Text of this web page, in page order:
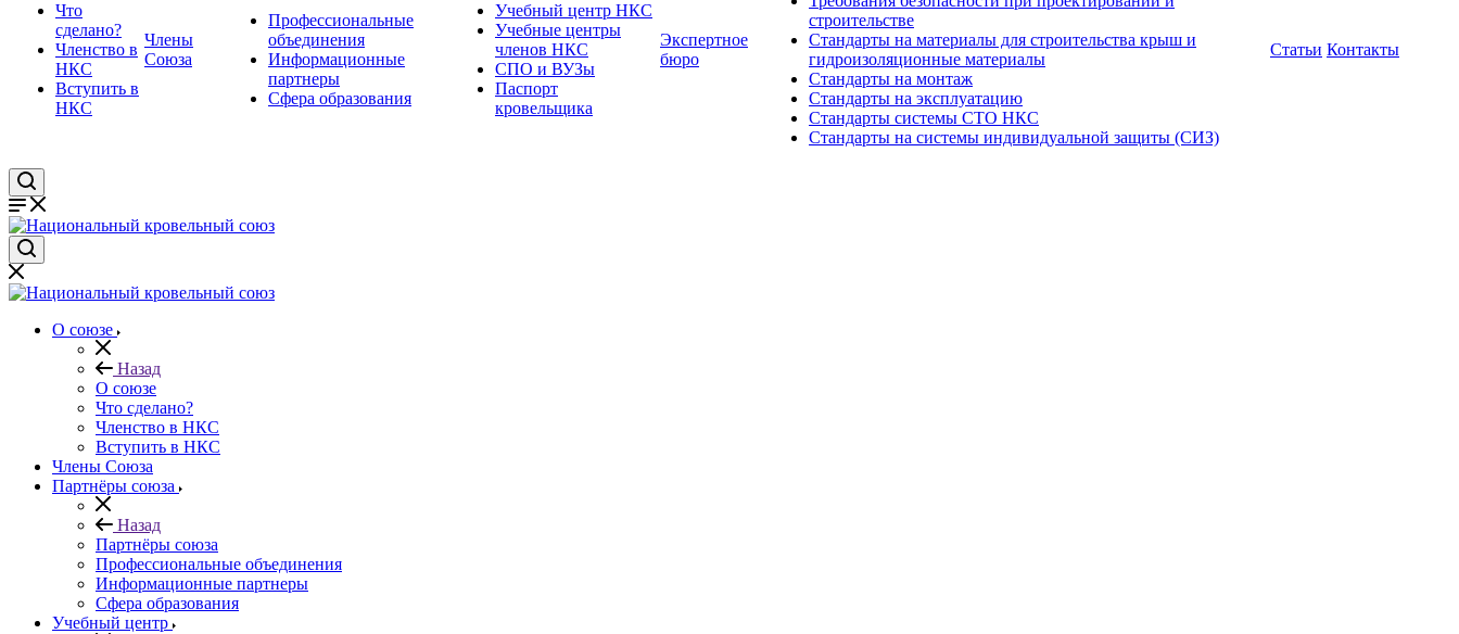
Что
сделано?
Членство в
НКС
Вступить в
НКС
Члены
Союза
Профессиональные
объединения
Информационные
партнеры
Сфера образования
Учебный центр НКС
Учебные центры
членов НКС
СПО и ВУЗы
Паспорт
кровельщика
Экспертное
бюро
строительстве
Стандарты на материалы для строительства крыш и
гидроизоляционные материалы
Стандарты на монтаж
Стандарты на эксплуатацию
Стандарты системы СТО НКС
Стандарты на системы индивидуальной защиты (СИЗ)
Статьи Контакты
О союзе
Назад
О союзе
Что сделано?
Членство в НКС
Вступить в НКС
Члены Союза
Партнёры союза
Назад
Партнёры союза
Профессиональные объединения
Информационные партнеры
Сфера образования
Учебный центр